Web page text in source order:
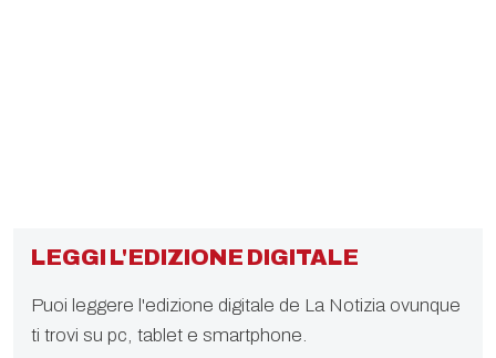
LEGGI L'EDIZIONE DIGITALE
Puoi leggere l'edizione digitale de La Notizia ovunque
ti trovi su pc, tablet e smartphone.